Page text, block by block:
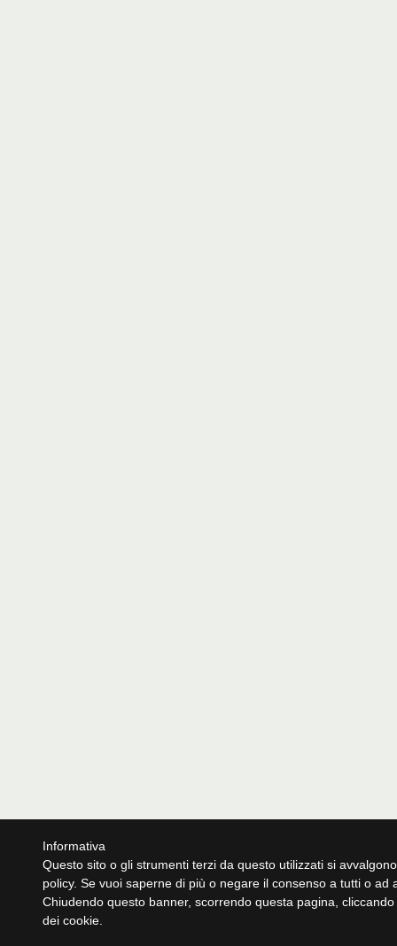
Informativa
Questo sito o gli strumenti terzi da questo utilizzati si
policy. Se vuoi saperne di più o negare il consenso a tutti o
Chiudendo questo banner, scorrendo questa pagina,
dei cookie.